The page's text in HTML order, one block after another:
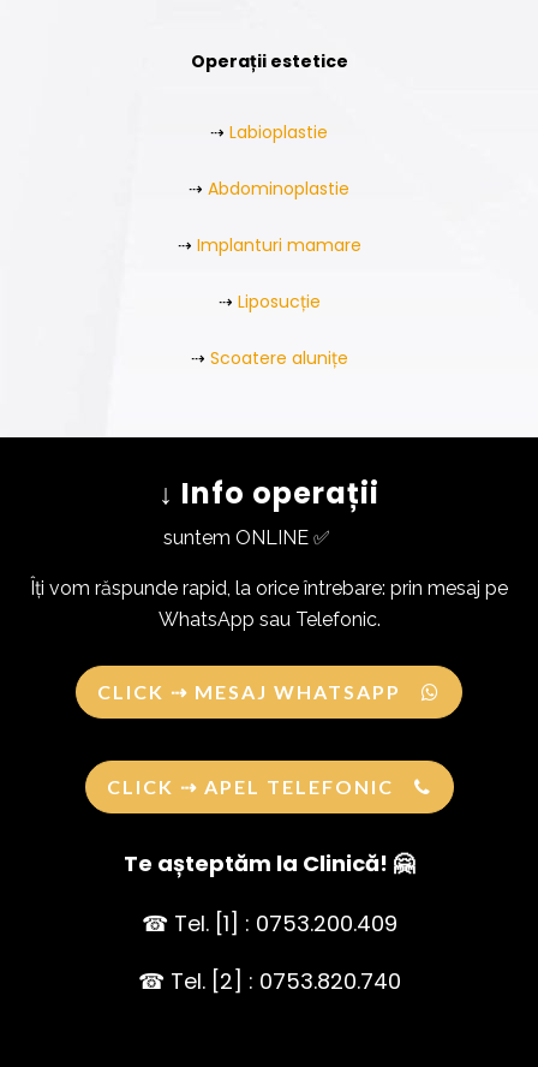
Operații estetice
⇢ Labioplastie
⇢ Abdominoplastie
⇢ Implanturi mamare
⇢ Liposucție
⇢ Scoatere alunițe
↓ Info operații
suntem ONLINE ✅
Îți vom răspunde rapid, la orice întrebare: prin mesaj pe
WhatsApp sau Telefonic.
CLICK ⇢ MESAJ WHATSAPP
CLICK ⇢ APEL TELEFONIC
Te așteptăm la Clinică! 🤗
☎ Tel. [1] : 0753.200.409
☎ Tel. [2] : 0753.820.740